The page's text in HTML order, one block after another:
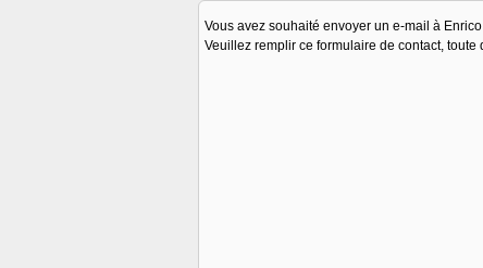
Vous avez souhaité envoyer un e-mail à
Veuillez remplir ce formulaire de contact,